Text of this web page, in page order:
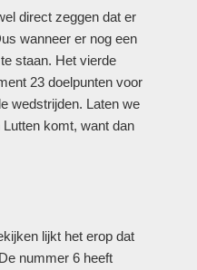
direct zeggen dat er
wanneer er nog een
staan. Het vierde
23 doelpunten voor
wedstrijden. Laten we
komt, want dan
lijkt het erop dat
nummer 6 heeft